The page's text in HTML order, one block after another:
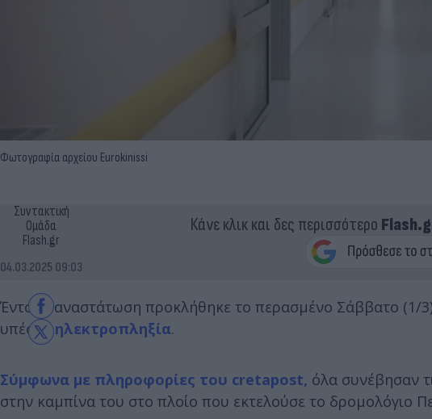
Φωτογραφία αρχείου Eurokinissi
Συντακτική
Ομάδα
Flash.gr
04.03.2025 09:03
Κάνε κλικ και δες περισσότερο
Έντονη αναστάτωση προκλήθηκε το περασμένο Σάββατο (1/
υπέστηηλεκτροπληξία.
Σύμφωνα με πληροφορίες του cretapost, όλα συνέβησαν
στην καμπίνα του στο πλοίο που εκτελούσε το δρομολόγιο